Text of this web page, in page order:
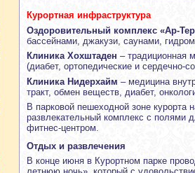
Курортная инфраструктура
Оздоровительный комплекс «Ар-
бассейнами, джакузи, саунами,
Клиника Хохштаден – традиционная
(диабет, ортопедические и сердечно-
Клиника Нидерхайм – медицина
тракт, обмен веществ, диабет,
В парковой пешеходной зоне курорта
развлекательный комплекс с полями
фитнес-центром.
Отдых и развлечения
В конце июня в Курортном парке